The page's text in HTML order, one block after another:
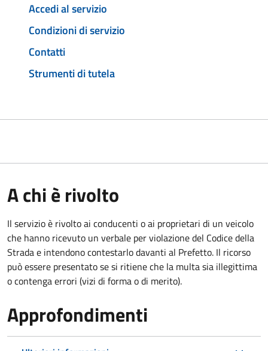
Accedi al servizio
Condizioni di servizio
Contatti
Strumenti di tutela
A chi è rivolto
Il servizio è rivolto ai conducenti o ai proprietari di un veicolo
che hanno ricevuto un verbale per violazione del Codice della
Strada e intendono contestarlo davanti al Prefetto. Il ricorso
può essere presentato se si ritiene che la multa sia illegittima
o contenga errori (vizi di forma o di merito).
Approfondimenti